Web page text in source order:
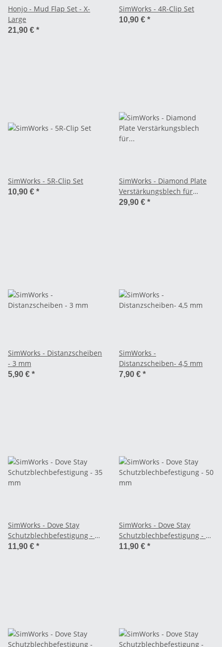
Honjo - Mud Flap Set - X-
Large
21,90 € *
SimWorks - 4R-Clip Set
10,90 € *
SimWorks - 5R-Clip Set
10,90 € *
SimWorks - Diamond Plate
Verstärkungsblech für
Schutzbleche
29,90 € *
SimWorks - Distanzscheiben
- 3 mm
5,90 € *
SimWorks -
Distanzscheiben- 4,5 mm
7,90 € *
SimWorks - Dove Stay
Schutzblechbefestigung - 35
mm
11,90 € *
SimWorks - Dove Stay
Schutzblechbefestigung - 50
mm
11,90 € *